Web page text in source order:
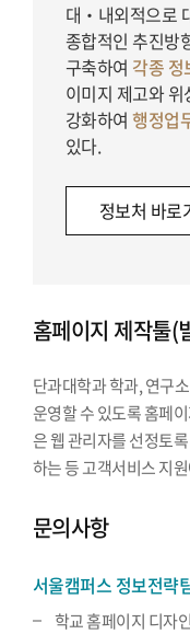
대‧내외적으로
종합적인 추진방
구축하여 각종
이미지 제고와
강화하여행정업
있다.
정보처 바로
홈페이지 제작툴(
단과대학과 학과, 연구
운영할 수 있도록 홈페
은 웹 관리자를 선정토
하는 등 고객서비스 지
문의사항
서울캠퍼스 정보전
학교 홈페이지 디자